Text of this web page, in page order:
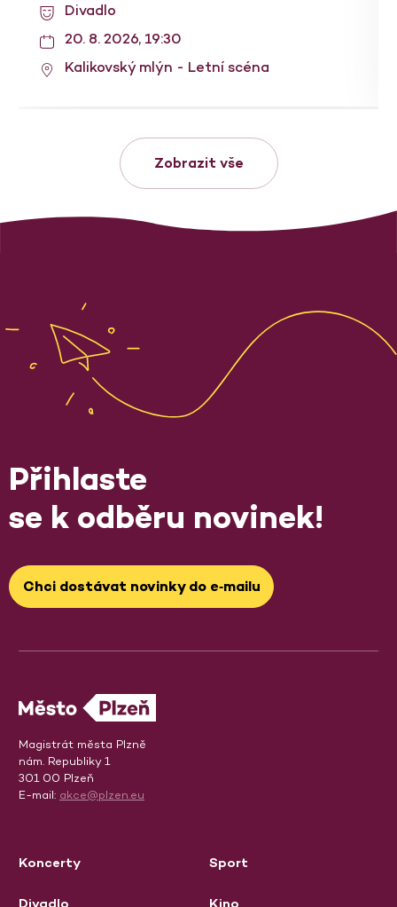
Divadlo
20. 8. 2026, 19:30
Kalikovský mlýn - Letní scéna
Zobrazit vše
Přihlaste
se k odběru novinek!
Chci dostávat novinky do e‑mailu
Magistrát města Plzně
nám. Republiky 1
301 00 Plzeň
E-mail: akce@plzen.eu
Koncerty
Divadlo
Sport
Kino